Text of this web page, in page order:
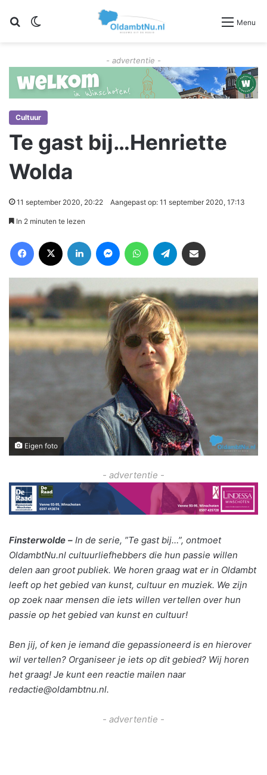
Zoeken Menu
- advertentie -
Cultuur
Te gast bij…Henriette
Wolda
11 september 2020, 20:22 Aangepast op: 11 september 2020, 17:13
In 2 minuten te lezen
Facebook LinkedIn MessengerWhatsAppTelegram
Eigen foto
- advertentie -
Finsterwolde – In de serie, ”Te gast bij…”, ontmoet
OldambtNu.nl cultuurliefhebbers die hun passie willen
delen aan groot publiek. We horen graag wat er in Oldambt
leeft op het gebied van kunst, cultuur en muziek. We zijn
op zoek naar mensen die iets willen vertellen over hun
passie op het gebied van kunst en cultuur!
Ben jij, of ken je iemand die gepassioneerd is en hierover
wil vertellen? Organiseer je iets op dit gebied? Wij horen
het graag! Je kunt een reactie mailen naar
redactie@oldambtnu.nl.
- advertentie -